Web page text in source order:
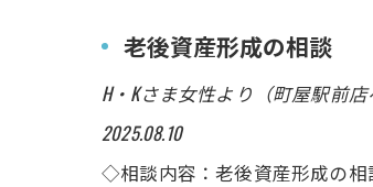
老後資産形成の相談
H・Kさま女性より（町屋駅前店
2025.08.10
◇相談内容：老後資産形成の